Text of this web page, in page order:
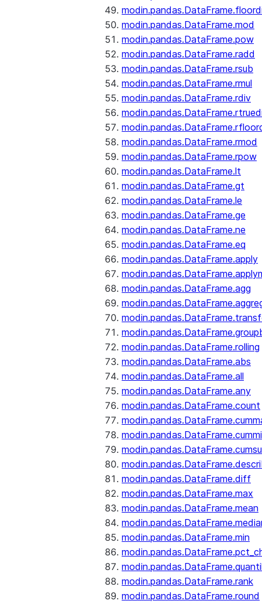
modin.pandas.DataFrame.mod
modin.pandas.DataFrame.pow
modin.pandas.DataFrame.radd
modin.pandas.DataFrame.rsub
modin.pandas.DataFrame.rmul
modin.pandas.DataFrame.rdiv
modin.pandas.DataFrame.rmod
modin.pandas.DataFrame.rpow
modin.pandas.DataFrame.lt
modin.pandas.DataFrame.gt
modin.pandas.DataFrame.le
modin.pandas.DataFrame.ge
modin.pandas.DataFrame.ne
modin.pandas.DataFrame.eq
modin.pandas.DataFrame.apply
modin.pandas.DataFrame.agg
modin.pandas.DataFrame.rolling
modin.pandas.DataFrame.abs
modin.pandas.DataFrame.all
modin.pandas.DataFrame.any
modin.pandas.DataFrame.count
modin.pandas.DataFrame.diff
modin.pandas.DataFrame.max
modin.pandas.DataFrame.mean
modin.pandas.DataFrame.min
modin.pandas.DataFrame.rank
modin.pandas.DataFrame.round